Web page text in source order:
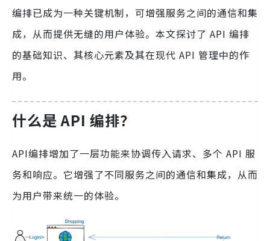
编排已成为一种关键机制，可增强服务之间的通信和集
成，从而提供无缝的用户体验。本文探讨了 API 编排
的基础知识、其核心元素及其在现代 API 管理中的作
用。
什么是 API 编排？
API编排增加了一层功能来协调传入请求、多个 API 服
务和响应。它增强了不同服务之间的通信和集成，从而
为用户带来统一的体验。